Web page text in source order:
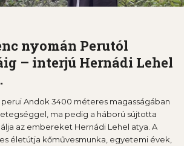
nyomán Perutól
– interjú Hernádi Lehel
Andok 3400 méteres magasságában
ma pedig a háború sújtotta
az embereket Hernádi Lehel atya. A
életútja kőművesmunka, egyetemi évek,